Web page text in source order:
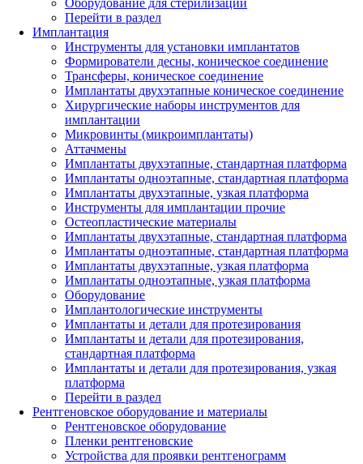
Оборудование для стерилизации
Перейти в раздел
Имплантация
Инструменты для установки имплантатов
Формирователи десны, коническое соединение
Трансферы, коническое соединение
Имплантаты двухэтапные коническое соединение
Хирургические наборы инструментов для
имплантации
Микровинты (микроимплантаты)
Аттачмены
Имплантаты двухэтапные, стандартная платформа
Имплантаты одноэтапные, стандартная платформа
Имплантаты двухэтапные, узкая платформа
Инструменты для имплантации прочие
Остеопластические материалы
Имплантаты двухэтапные, стандартная платформа
Имплантаты одноэтапные, стандартная платформа
Имплантаты двухэтапные, узкая платформа
Имплантаты одноэтапные, узкая платформа
Оборудование
Имплантологические инструменты
Имплантаты и детали для протезирования
Имплантаты и детали для протезирования,
стандартная платформа
Имплантаты и детали для протезирования, узкая
платформа
Перейти в раздел
Рентгеновское оборудование и материалы
Рентгеновское оборудование
Пленки рентгеновские
Устройства для проявки рентгенограмм